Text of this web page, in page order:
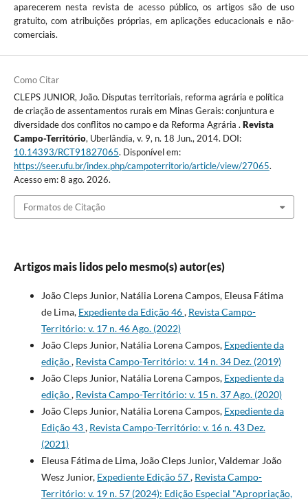
aparecerem nesta revista de acesso público, os artigos são de uso
gratuito, com atribuições próprias, em aplicações educacionais e não-
comerciais.
Como Citar
CLEPS JUNIOR, João. Disputas territoriais, reforma agrária e política
de criação de assentamentos rurais em Minas Gerais: conjuntura e
diversidade dos conflitos no campo e da Reforma Agrária . Revista
Campo-Território, Uberlândia, v. 9, n. 18 Jun., 2014. DOI:
10.14393/RCT91827065. Disponível em:
https://seer.ufu.br/index.php/campoterritorio/article/view/27065.
Acesso em: 8 ago. 2026.
Formatos de Citação
Artigos mais lidos pelo mesmo(s) autor(es)
João Cleps Junior, Natália Lorena Campos, Eleusa Fátima
de Lima, Expediente da Edição 46, Revista Campo-
Território: v. 17 n. 46 Ago. (2022)
João Cleps Junior, Natália Lorena Campos, Expediente da
edição, Revista Campo-Território: v. 14 n. 34 Dez. (2019)
João Cleps Junior, Natália Lorena Campos, Expediente da
edição, Revista Campo-Território: v. 15 n. 37 Ago. (2020)
João Cleps Junior, Natália Lorena Campos, Expediente da
Edição 43, Revista Campo-Território: v. 16 n. 43 Dez.
(2021)
Eleusa Fátima de Lima, João Cleps Junior, Valdemar João
Wesz Junior, Expediente Edição 57, Revista Campo-
Território: v. 19 n. 57 (2024): Edição Especial "Apropriação,